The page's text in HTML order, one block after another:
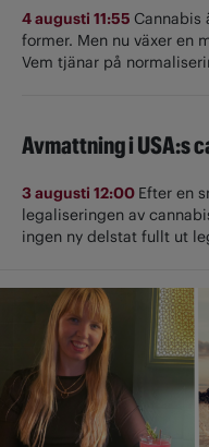
4 augusti 11:55
former. Men nu växer en
Vem tjänar på
Avmattning i USA:s
3 augusti 12:00 Efter en
legaliseringen av
ingen ny delstat fullt ut